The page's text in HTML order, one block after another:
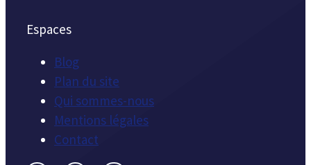
Espaces
Blog
Plan du site
Qui sommes-nous
Mentions légales
Contact